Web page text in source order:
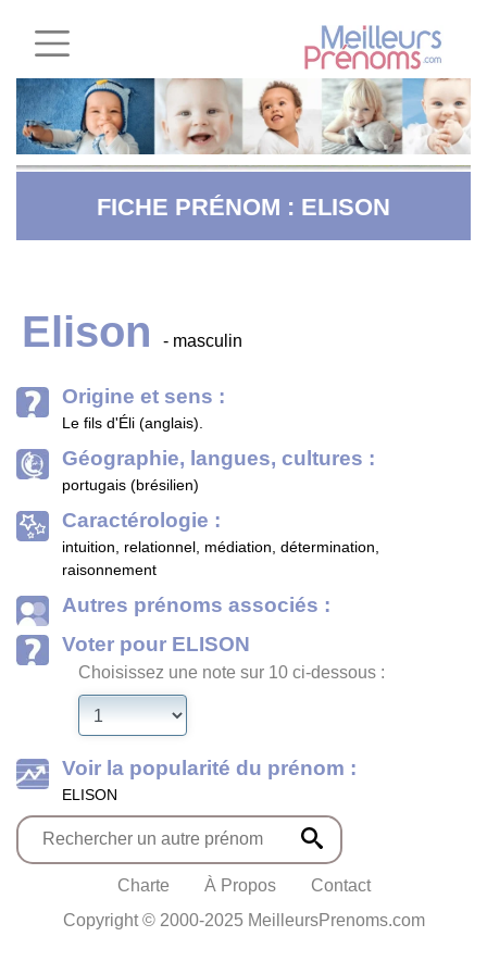
FICHE PRÉNOM : ELISON
Elison - masculin
Origine et sens :
Le fils d'Éli (anglais).
Géographie, langues, cultures :
portugais (brésilien)
Caractérologie :
intuition, relationnel, médiation, détermination,
raisonnement
Autres prénoms associés :
Voter pour ELISON
Choisissez une note sur 10 ci-dessous :
Voir la popularité du prénom :
ELISON
Charte À Propos
Contact
Copyright © 2000-2025 MeilleursPrenoms.com